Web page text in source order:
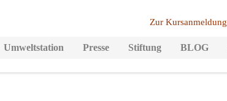
Zur Kursanmeldung
Umweltstation Presse Stiftung BLOG